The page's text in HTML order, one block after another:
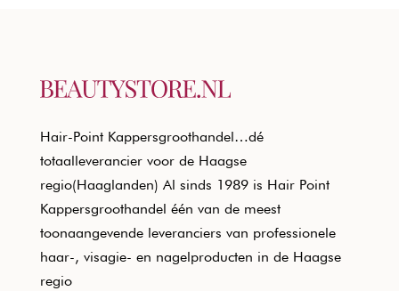
Hair-Point Kappersgroothandel…dé
totaalleverancier voor de Haagse
regio(Haaglanden) Al sinds 1989 is Hair Point
Kappersgroothandel één van de meest
toonaangevende leveranciers van professionele
haar-, visagie- en nagelproducten in de Haagse
regio